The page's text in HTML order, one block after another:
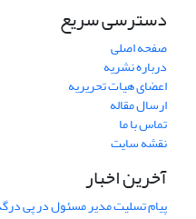
دسترسی سریع
صفحه اصلی
درباره نشریه
اعضای هیات تحریریه
ارسال مقاله
تماس با ما
نقشه سایت
آخرین اخبار
پیام تسلیت مدیر مسئول در پی